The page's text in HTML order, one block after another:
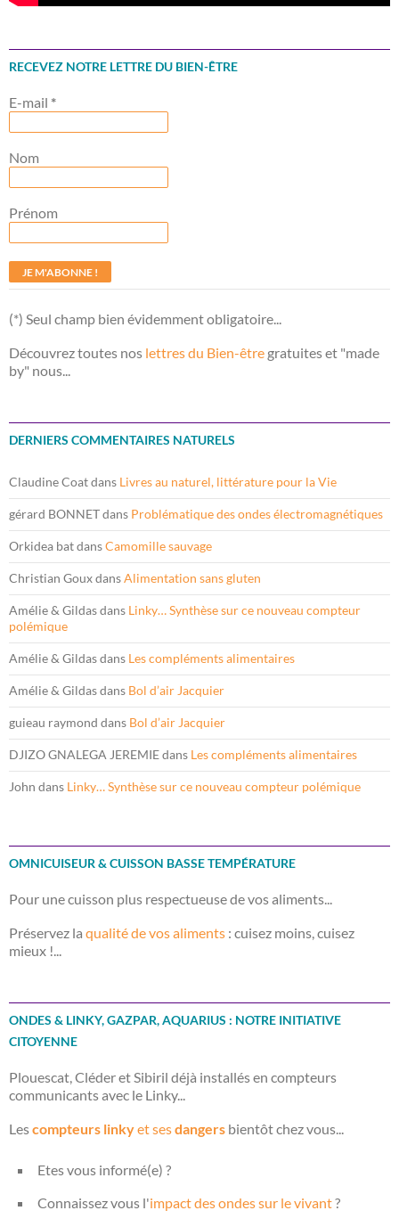
RECEVEZ NOTRE LETTRE DU BIEN-ÊTRE
E-mail *
Nom
Prénom
(*) Seul champ bien évidemment obligatoire...
Découvrez toutes nos lettres du Bien-être gratuites et "made
by" nous...
DERNIERS COMMENTAIRES NATURELS
Claudine Coatdans Livres au naturel, littérature pour la Vie
gérard BONNETdans Problématique des ondes électromagnétiques
Orkidea batdansCamomille sauvage
Christian GouxdansAlimentation sans gluten
Amélie & Gildasdans Linky… Synthèse sur ce nouveau compteur
polémique
Amélie & Gildasdans Les compléments alimentaires
Amélie & Gildasdans Bol d’air Jacquier
guieau raymond dans Bol d’air Jacquier
DJIZO GNALEGA JEREMIEdans Les compléments alimentaires
John dans Linky… Synthèse sur ce nouveau compteur polémique
OMNICUISEUR & CUISSON BASSE TEMPÉRATURE
Pour une cuisson plus respectueuse de vos aliments...
Préservez la qualité de vos aliments : cuisez moins, cuisez
mieux !...
ONDES & LINKY, GAZPAR, AQUARIUS : NOTRE INITIATIVE
CITOYENNE
Plouescat, Cléder et Sibiril déjà installés en compteurs
communicants avec le Linky...
Lescompteurs linkyet sesdangers bientôt chez vous...
Etes vous informé(e) ?
Connaissez vous l'impact des ondes sur le vivant?